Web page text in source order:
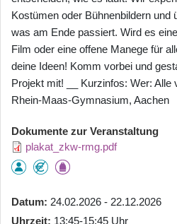
Kostümen oder Bühnenbildern und
was am Ende passiert. Wird es
Film oder eine offene Manege für
deine Ideen! Komm vorbei und
Projekt mit! __ Kurzinfos: Wer: Alle
Rhein-Maas-Gymnasium, Aachen
Dokumente zur Veranstaltung
plakat_zkw-rmg.pdf
Datum 24.02.2026 - 22.12.2026
Uhrzeit 13:45-15:45 Uhr